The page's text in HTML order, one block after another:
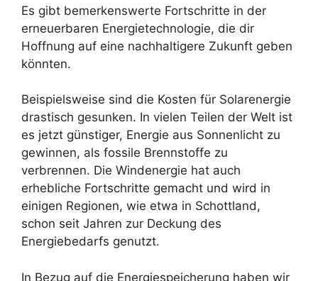
Es gibt bemerkenswerte Fortschritte in der
erneuerbaren Energietechnologie, die dir
Hoffnung auf eine nachhaltigere Zukunft geben
könnten.
Beispielsweise sind die Kosten für Solarenergie
drastisch gesunken. In vielen Teilen der Welt ist
es jetzt günstiger, Energie aus Sonnenlicht zu
gewinnen, als fossile Brennstoffe zu
verbrennen. Die Windenergie hat auch
erhebliche Fortschritte gemacht und wird in
einigen Regionen, wie etwa in Schottland,
schon seit Jahren zur Deckung des
Energiebedarfs genutzt.
In Bezug auf die Energiespeicherung haben wir